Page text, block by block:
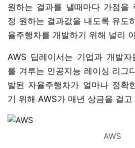
원하는 결과를 낼때마다 가점을
정 원하는 결과값을 내도록 유도
율주행차를 개발하기 위해 널리
AWS 딥레이서는 기업과 개발
를 겨루는 인공지능 레이싱 리그
발된 자율주행차가 얼마나 정확
기 위해 AWS가 매년 상금을 걸
AWS